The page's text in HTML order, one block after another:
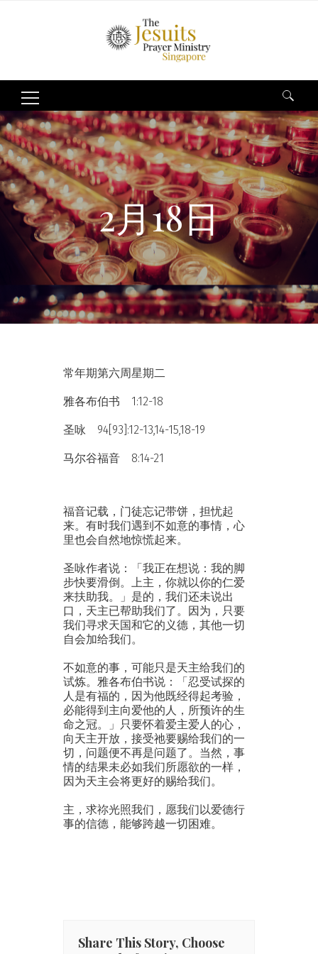
Search
for:
2月18日
常年期第六周星期二
雅各布伯书 1:12-18
圣咏 94[93]:12-13,14-15,18-19
马尔谷福音 8:14-21
福音记载，门徒忘记带饼，担忧起
来。有时我们遇到不如意的事情，心
里也会自然地惊慌起来。
圣咏作者说：「我正在想说：我的脚
步快要滑倒。上主，你就以你的仁爱
来扶助我。」是的，我们还未说出
口，天主已帮助我们了。因为，只要
我们寻求天国和它的义德，其他一切
自会加给我们。
不如意的事，可能只是天主给我们的
试炼。雅各布伯书说：「忍受试探的
人是有福的，因为他既经得起考验，
必能得到主向爱他的人，所预许的生
命之冠。」只要怀着爱主爱人的心，
向天主开放，接受祂要赐给我们的一
切，问题便不再是问题了。当然，事
情的结果未必如我们所愿欲的一样，
因为天主会将更好的赐给我们。
主，求祢光照我们，愿我们以爱德行
事的信德，能够跨越一切困难。
Share This Story, Choose